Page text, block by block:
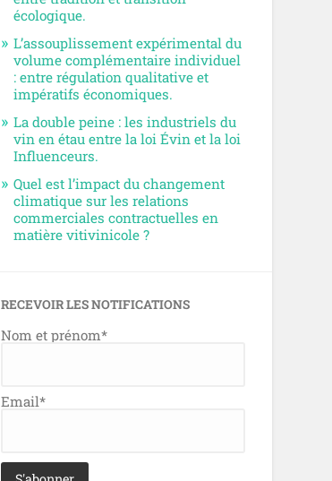
écologique.
L’assouplissement expérimental du
volume complémentaire individuel
: entre régulation qualitative et
impératifs économiques.
La double peine : les industriels du
vin en étau entre la loi Évin et la loi
Influenceurs.
Quel est l’impact du changement
climatique sur les relations
commerciales contractuelles en
matière vitivinicole ?
RECEVOIR LES NOTIFICATIONS
Nom et prénom*
Email*